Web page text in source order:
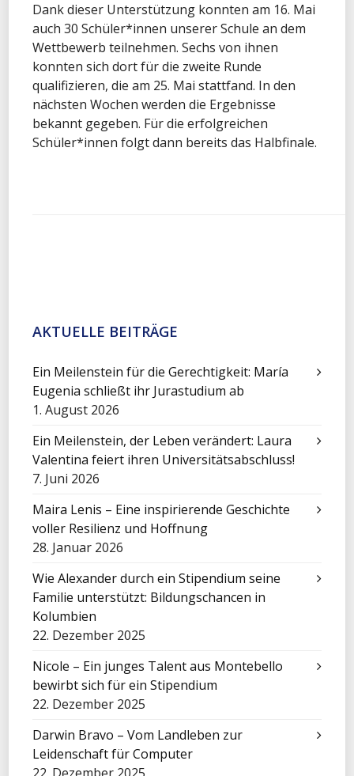
Dank dieser Unterstützung konnten am 16. Mai
auch 30 Schüler*innen unserer Schule an dem
Wettbewerb teilnehmen. Sechs von ihnen
konnten sich dort für die zweite Runde
qualifizieren, die am 25. Mai stattfand. In den
nächsten Wochen werden die Ergebnisse
bekannt gegeben. Für die erfolgreichen
Schüler*innen folgt dann bereits das Halbfinale.
AKTUELLE BEITRÄGE
Ein Meilenstein für die Gerechtigkeit: María
Eugenia schließt ihr Jurastudium ab
1. August 2026
Ein Meilenstein, der Leben verändert: Laura
Valentina feiert ihren Universitätsabschluss!
7. Juni 2026
Maira Lenis – Eine inspirierende Geschichte
voller Resilienz und Hoffnung
28. Januar 2026
Wie Alexander durch ein Stipendium seine
Familie unterstützt: Bildungschancen in
Kolumbien
22. Dezember 2025
Nicole – Ein junges Talent aus Montebello
bewirbt sich für ein Stipendium
22. Dezember 2025
Darwin Bravo – Vom Landleben zur
Leidenschaft für Computer